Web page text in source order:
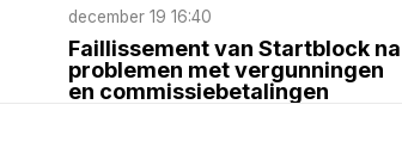
december 19 16:40
Faillissement van Startblock na
problemen met vergunningen
en commissiebetalingen